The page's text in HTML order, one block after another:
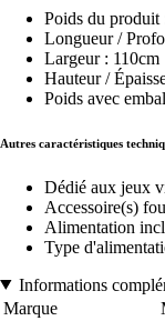
Poids du produit
Longueur /
Largeur : 110cm
Hauteur /
Poids avec
Autres caractéristiques
Dédié aux jeux
Accessoire(s)
Alimentation
Type
Informations
Marque